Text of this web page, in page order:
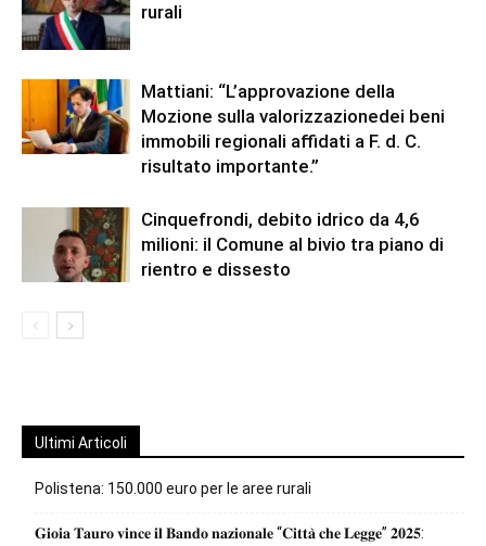
rurali
Mattiani: “L’approvazione della
Mozione sulla valorizzazionedei beni
immobili regionali affidati a F. d. C.
risultato importante.”
Cinquefrondi, debito idrico da 4,6
milioni: il Comune al bivio tra piano di
rientro e dissesto
Ultimi Articoli
Polistena: 150.000 euro per le aree rurali
𝐆𝐢𝐨𝐢𝐚 𝐓𝐚𝐮𝐫𝐨 𝐯𝐢𝐧𝐜𝐞 𝐢𝐥 𝐁𝐚𝐧𝐝𝐨 𝐧𝐚𝐳𝐢𝐨𝐧𝐚𝐥𝐞 “𝐂𝐢𝐭𝐭𝐚̀ 𝐜𝐡𝐞 𝐋𝐞𝐠𝐠𝐞” 𝟐𝟎𝟐𝟓: